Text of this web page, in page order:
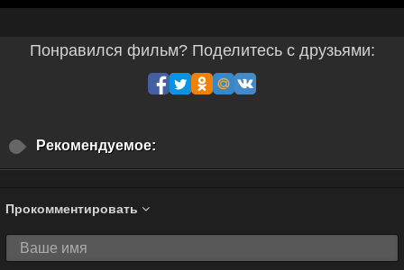
Понравился фильм? Поделитесь с друзьями:
Рекомендуемое:
Прокомментировать